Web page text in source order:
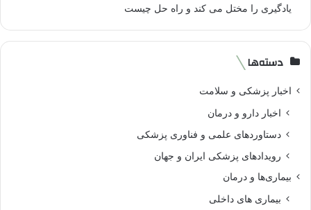
یادگیری را مختل می کند و راه حل چیست
دسته‌ها
اخبار پزشکی و سلامت
اخبار دارو و درمان
دستاوردهای علمی و فناوری پزشکی
رویدادهای پزشکی ایران و جهان
بیماری‌ها و درمان
بیماری های داخلی